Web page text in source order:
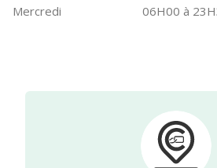
Mercredi
06H00 à